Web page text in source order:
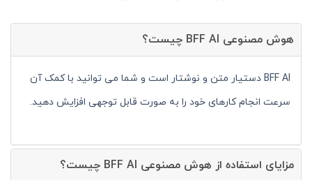
هوش مصنوعی BFF AI چیست؟
BFF AI دستیار متن و نوشتار است و شما می توانید با کمک آن
سرعت انجام کارهای خود را به صورت قابل توجهی افزایش دهید.
مزایای استفاده از هوش مصنوعی BFF AI چیست؟